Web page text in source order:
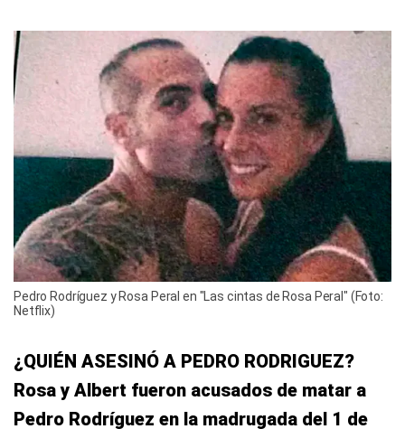
Pedro Rodríguez y Rosa Peral en "Las cintas de Rosa Peral" (Foto:
Netflix)
¿QUIÉN ASESINÓ A PEDRO RODRIGUEZ?
Rosa y Albert fueron acusados de matar a
Pedro Rodríguez en la madrugada del 1 de